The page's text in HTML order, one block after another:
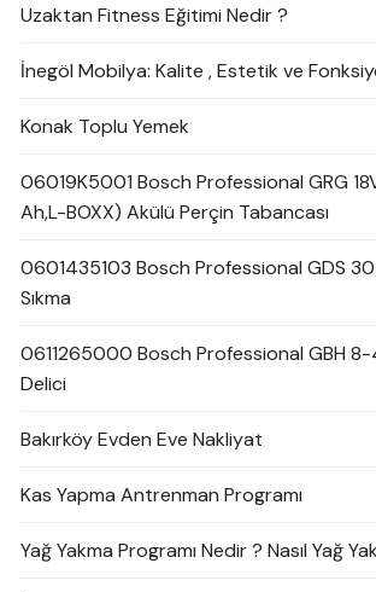
Uzaktan Fitness Eğitimi Nedir ?
İnegöl Mobilya: Kalite , Estetik ve
Konak Toplu Yemek
06019K5001 Bosch Professional GRG
Ah,L-BOXX) Akülü Perçin Tabancası
0601435103 Bosch Professional GDS
Sıkma
0611265000 Bosch Professional GBH 8-
Delici
Bakırköy Evden Eve Nakliyat
Kas Yapma Antrenman Programı
Yağ Yakma Programı Nedir ? Nasıl Yağ